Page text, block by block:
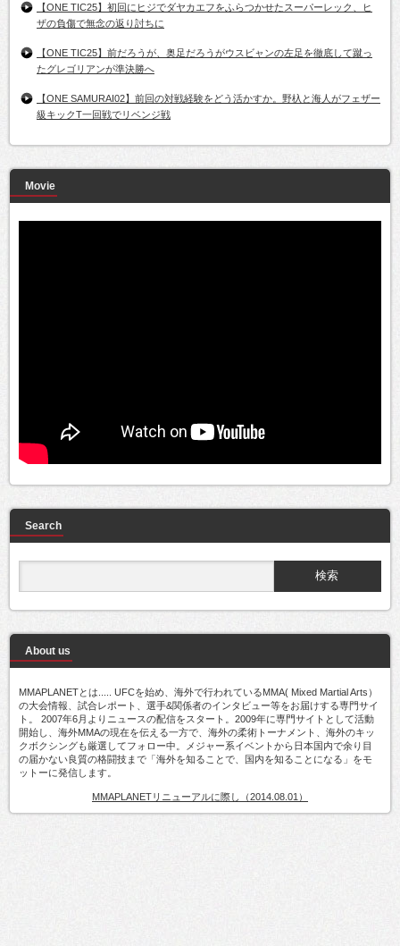
【ONE TIC25】初回にヒジでダヤカエフをふらつかせたスーパーレック、ヒ
ザの負傷で無念の返り討ちに
【ONE TIC25】前だろうが、奥足だろうがウスビャンの左足を徹底して蹴っ
たグレゴリアンが準決勝へ
【ONE SAMURAI02】前回の対戦経験をどう活かすか。野杁と海人がフェザー
級キックT一回戦でリベンジ戦
Movie
Search
About us
MMAPLANETとは..... UFCを始め、海外で行われているMMA( Mixed Martial Arts）
の大会情報、試合レポート、選手&関係者のインタビュー等をお届けする専門サイ
ト。 2007年6月よりニュースの配信をスタート。2009年に専門サイトとして活動
開始し、海外MMAの現在を伝える一方で、海外の柔術トーナメント、海外のキッ
クボクシングも厳選してフォロー中。メジャー系イベントから日本国内で余り目
の届かない良質の格闘技まで「海外を知ることで、国内を知ることになる」をモ
ットーに発信します。
MMAPLANETリニューアルに際し（2014.08.01）